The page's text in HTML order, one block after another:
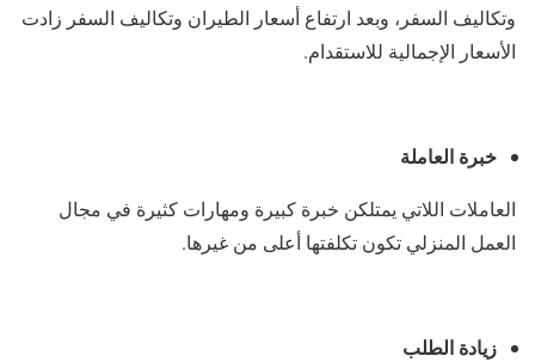
وتكاليف السفر، وبعد ارتفاع أسعار الطيران وتكاليف السفر زادت
الأسعار الإجمالية للاستقدام.
خبرة العاملة
العاملات اللاتي يمتلكن خبرة كبيرة ومهارات كثيرة في مجال
العمل المنزلي تكون تكلفتها أعلى من غيرها.
زيادة الطلب